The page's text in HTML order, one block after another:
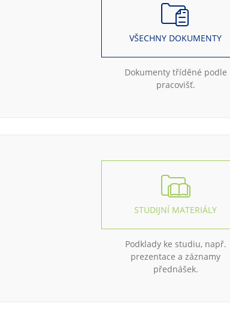
VŠECHNY DOKUMENTY
Dokumenty tříděné podle
pracovišť.
STUDIJNÍ MATERIÁLY
Podklady ke studiu, např.
prezentace a záznamy
přednášek.